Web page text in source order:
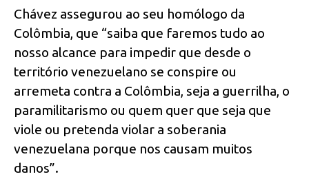
Chávez assegurou ao seu homólogo da
Colômbia, que “saiba que faremos tudo ao
nosso alcance para impedir que desde o
território venezuelano se conspire ou
arremeta contra a Colômbia, seja a guerrilha, o
paramilitarismo ou quem quer que seja que
viole ou pretenda violar a soberania
venezuelana porque nos causam muitos
danos”.